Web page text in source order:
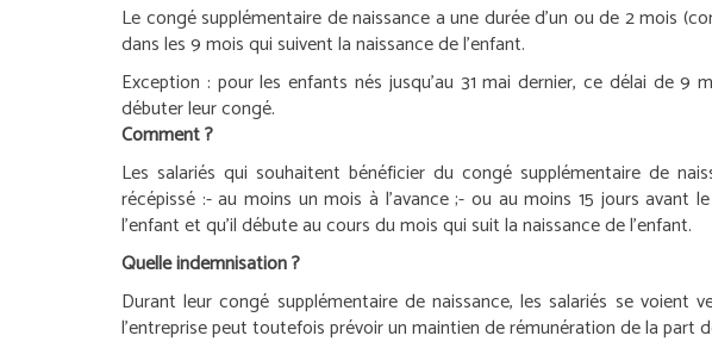
Le congé supplémentaire de naissance a une durée d’un ou de 2 mois
dans les 9 mois qui suivent la naissance de l’enfant.
Exception : pour les enfants nés jusqu’au 31 mai dernier, ce délai de 9
débuter leur congé.
Comment ?
Les salariés qui souhaitent bénéficier du congé supplémentaire de
récépissé :- au moins un mois à l’avance ;- ou au moins 15 jours avant
l’enfant et qu’il débute au cours du mois qui suit la naissance de l’enfant.
Quelle indemnisation ?
Durant leur congé supplémentaire de naissance, les salariés se voient
l’entreprise peut toutefois prévoir un maintien de rémunération de la part